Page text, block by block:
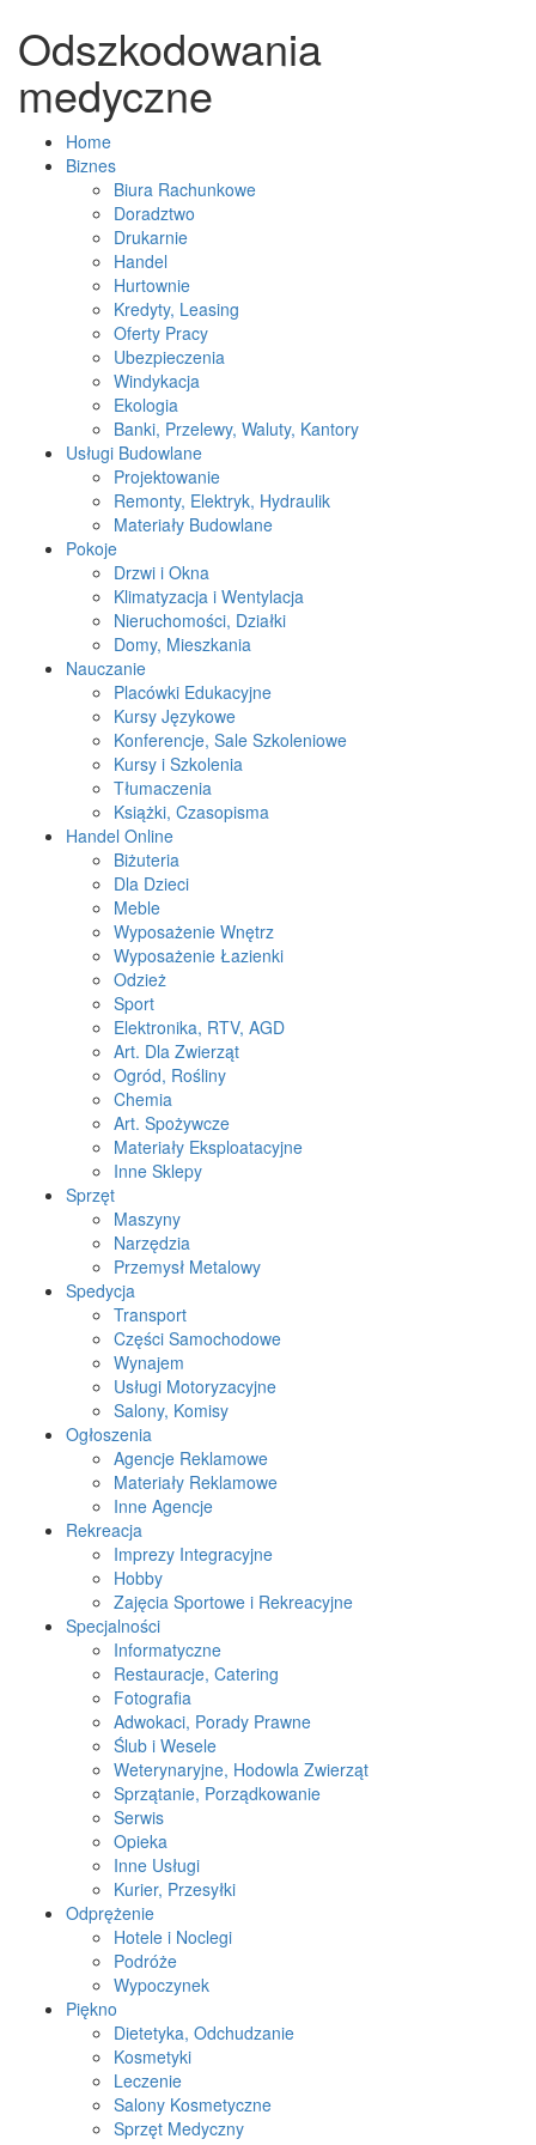
Odszkodowania
medyczne
Home
Biznes
Biura Rachunkowe
Doradztwo
Drukarnie
Handel
Hurtownie
Kredyty, Leasing
Oferty Pracy
Ubezpieczenia
Windykacja
Ekologia
Banki, Przelewy, Waluty, Kantory
Usługi Budowlane
Projektowanie
Remonty, Elektryk, Hydraulik
Materiały Budowlane
Pokoje
Drzwi i Okna
Klimatyzacja i Wentylacja
Nieruchomości, Działki
Domy, Mieszkania
Nauczanie
Placówki Edukacyjne
Kursy Językowe
Konferencje, Sale Szkoleniowe
Kursy i Szkolenia
Tłumaczenia
Książki, Czasopisma
Handel Online
Biżuteria
Dla Dzieci
Meble
Wyposażenie Wnętrz
Wyposażenie Łazienki
Odzież
Sport
Elektronika, RTV, AGD
Art. Dla Zwierząt
Ogród, Rośliny
Chemia
Art. Spożywcze
Materiały Eksploatacyjne
Inne Sklepy
Sprzęt
Maszyny
Narzędzia
Przemysł Metalowy
Spedycja
Transport
Części Samochodowe
Wynajem
Usługi Motoryzacyjne
Salony, Komisy
Ogłoszenia
Agencje Reklamowe
Materiały Reklamowe
Inne Agencje
Rekreacja
Imprezy Integracyjne
Hobby
Zajęcia Sportowe i Rekreacyjne
Specjalności
Informatyczne
Restauracje, Catering
Fotografia
Adwokaci, Porady Prawne
Ślub i Wesele
Weterynaryjne, Hodowla Zwierząt
Sprzątanie, Porządkowanie
Serwis
Opieka
Inne Usługi
Kurier, Przesyłki
Odprężenie
Hotele i Noclegi
Podróże
Wypoczynek
Piękno
Dietetyka, Odchudzanie
Kosmetyki
Leczenie
Salony Kosmetyczne
Sprzęt Medyczny